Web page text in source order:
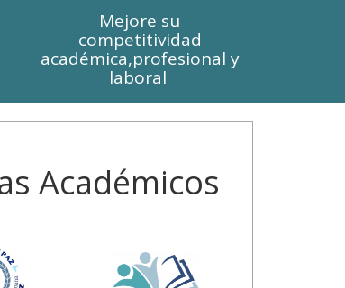
Mejore su
competitividad
académica,profesional y
laboral
Académicos